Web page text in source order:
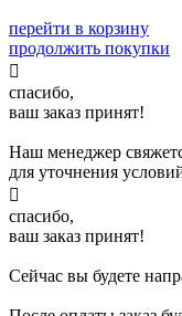
перейти в корзину
продолжить покупки

спасибо,
ваш заказ принят!
Наш менеджер
для уточнения

спасибо,
ваш заказ принят!
Сейчас вы будете